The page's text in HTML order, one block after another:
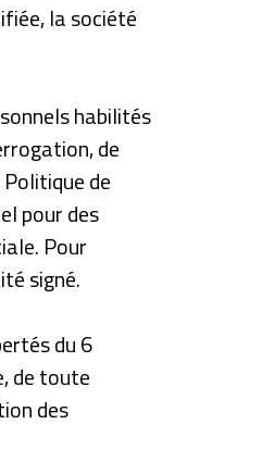
la société
habilités
de
de
pour des
Pour
signé.
du 6
de toute
des